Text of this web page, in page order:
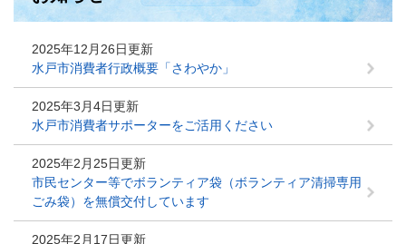
2025年12月26日更新
水戸市消費者行政概要「さわやか」
2025年3月4日更新
水戸市消費者サポーターをご活用ください
2025年2月25日更新
市民センター等でボランティア袋（ボランティア清掃専用
ごみ袋）を無償交付しています
2025年2月17日更新